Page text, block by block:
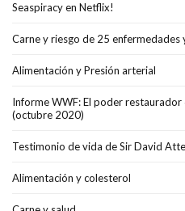
Seaspiracy en Netflix!
Carne y riesgo de 25 enfermedades
Alimentación y Presión arterial
Informe WWF: El poder
(octubre 2020)
Testimonio de vida de Sir David
Alimentación y colesterol